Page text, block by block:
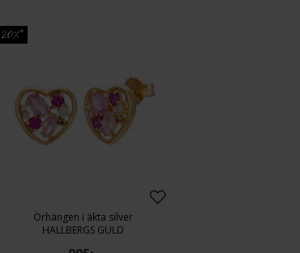
20%*
Örhängen i äkta silver
HALLBERGS GULD